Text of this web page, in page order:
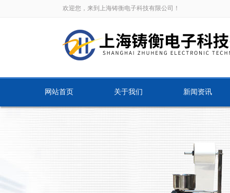
欢迎您，来到上海铸衡电子科技有限公司！
网站首页 关于我们 新闻资讯